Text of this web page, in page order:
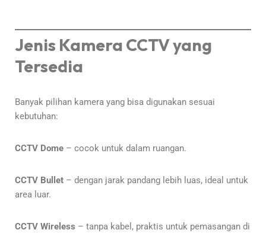
Jenis Kamera CCTV yang
Tersedia
Banyak pilihan kamera yang bisa digunakan sesuai
kebutuhan:
CCTV Dome – cocok untuk dalam ruangan.
CCTV Bullet – dengan jarak pandang lebih luas, ideal untuk
area luar.
CCTV Wireless – tanpa kabel, praktis untuk pemasangan di